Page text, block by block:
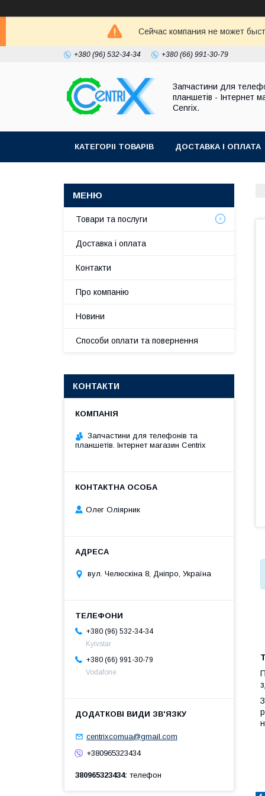
Сейчас компания не может
+380 (96) 532-34-34 +380 (66) 991-30-79
Запчастини для
планшетів - Інтернет
Cenrix.
КАТЕГОРІІ ТОВАРІВ ДОСТАВКА І ОПЛАТА
Товари та послуги
Доставка і оплата
Контакти
Про компанію
Новини
Способи оплати та повернення
КОНТАКТИ
Запчастини для телефонів та
планшетів. Інтернет магазин Centrix
Олег Оліярник
вул. Челюскіна 8, Дніпро, Україна
+380 (96) 532-34-34
Kyivstar
+380 (66) 991-30-79
Vodafone
centrixcomua@gmail.com
+380965323434
380965323434 телефон